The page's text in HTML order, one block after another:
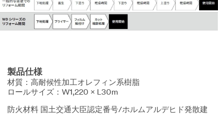
製品仕様
材質：高耐候性加工オレフィン系樹脂
ロールサイズ：W1,220 × L30m
防火材料 国土交通大臣認定番号/ホルムアルデヒド発散建